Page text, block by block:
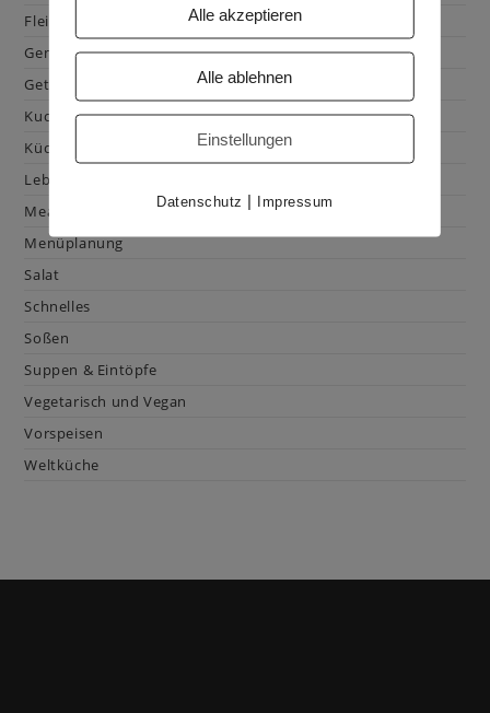
Fleisch & Geflügel
Gemüse
Getränke
Kuchen & Gebäck
Küchenhacks
Lebensmittelkunde
Mealprep
Menüplanung
Salat
Schnelles
Soßen
Suppen & Eintöpfe
Vegetarisch und Vegan
Vorspeisen
Weltküche
Alle akzeptieren
Alle ablehnen
Einstellungen
Datenschutz | Impressum